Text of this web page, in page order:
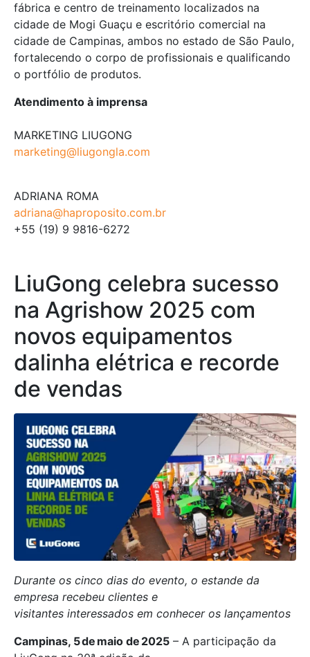
fábrica e centro de treinamento localizados na
cidade de Mogi Guaçu e escritório comercial na
cidade de Campinas, ambos no estado de São Paulo,
fortalecendo o corpo de profissionais e qualificando
o portfólio de produtos.
Atendimento à imprensa
MARKETING LIUGONG
marketing@liugongla.com
ADRIANA ROMA
adriana@haproposito.com.br
+55 (19) 9 9816-6272
LiuGong celebra sucesso
na Agrishow 2025 com
novos equipamentos
dalinha elétrica e recorde
de vendas
Durante os cinco dias do evento, o estande da
empresa recebeu clientes e
visitantes interessados em conhecer os lançamentos
Campinas, 5 de maio de 2025 – A participação da